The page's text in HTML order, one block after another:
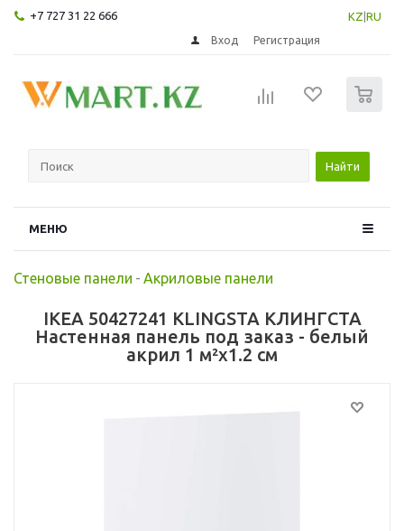
+7 727 31 22 666 KZ RU
Вход Регистрация
Найти
МЕНЮ
Стеновые панели - Акриловые панели
IKEA 50427241 KLINGSTA КЛИНГСТА
Настенная панель под заказ - белый
акрил 1 м²x1.2 см